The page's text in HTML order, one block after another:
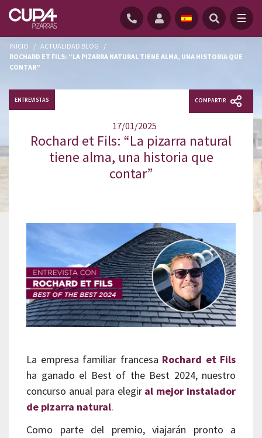
INICIO / ACTUALIDAD BLOG
/
ROCHARD ET FILS: “LA PIZARRA NATURAL TIENE ALMA, UNA HISTORIA QUE
CONTAR”
ENTREVISTAS
17/01/2025
COMPARTIR
Rochard et Fils: “La pizarra natural
tiene alma, una historia que
contar”
La empresa familiar francesa Rochard et Fils
ha ganado el Best of the Best 2024, nuestro
concurso anual para elegir al mejor instalador
de pizarra natural.
Como parte del premio, viajarán pronto a